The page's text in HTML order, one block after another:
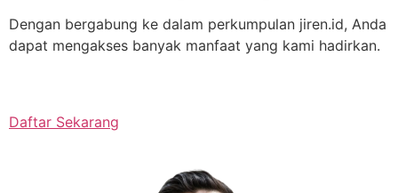
Dengan bergabung ke dalam perkumpulan jiren.id, Anda
dapat mengakses banyak manfaat yang kami hadirkan.
Daftar Sekarang